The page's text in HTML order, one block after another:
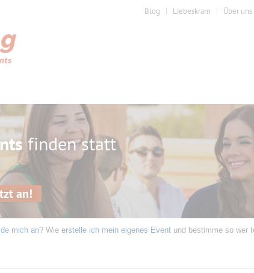
Blog Liebeskram Über uns
finden statt
an!
mich an? Wie erstelle ich mein eigenes Event und bestimme so wer